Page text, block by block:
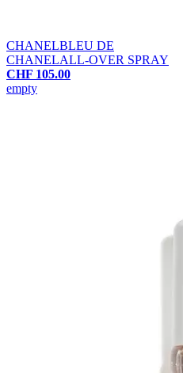
CHANELBLEU DE
CHANELALL-OVER SPRAY
CHF 105.00
empty